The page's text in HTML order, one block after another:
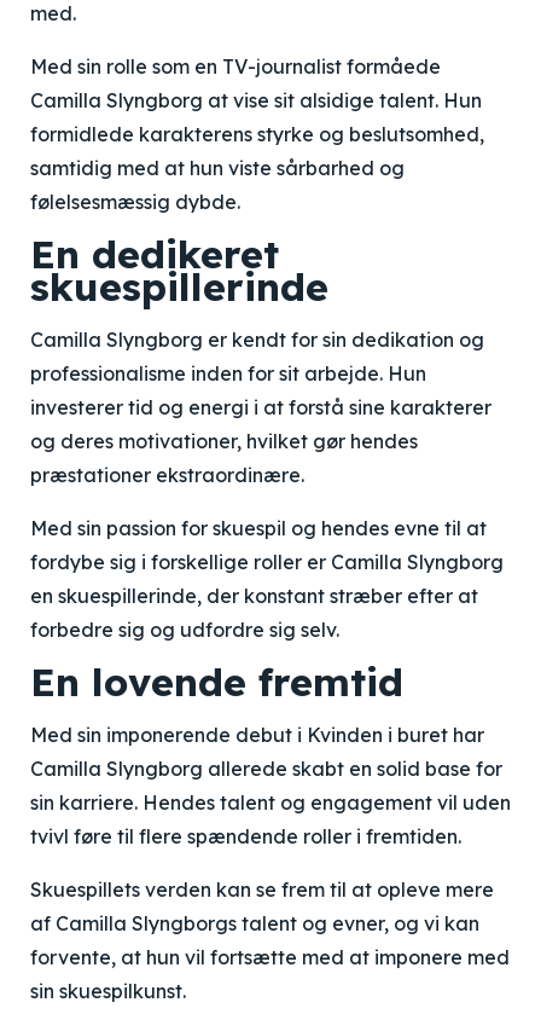
med.
Med sin rolle som en TV-journalist formåede
Camilla Slyngborg at vise sit alsidige talent. Hun
formidlede karakterens styrke og beslutsomhed,
samtidig med at hun viste sårbarhed og
følelsesmæssig dybde.
En dedikeret
skuespillerinde
Camilla Slyngborg er kendt for sin dedikation og
professionalisme inden for sit arbejde. Hun
investerer tid og energi i at forstå sine karakterer
og deres motivationer, hvilket gør hendes
præstationer ekstraordinære.
Med sin passion for skuespil og hendes evne til at
fordybe sig i forskellige roller er Camilla Slyngborg
en skuespillerinde, der konstant stræber efter at
forbedre sig og udfordre sig selv.
En lovende fremtid
Med sin imponerende debut i Kvinden i buret har
Camilla Slyngborg allerede skabt en solid base for
sin karriere. Hendes talent og engagement vil uden
tvivl føre til flere spændende roller i fremtiden.
Skuespillets verden kan se frem til at opleve mere
af Camilla Slyngborgs talent og evner, og vi kan
forvente, at hun vil fortsætte med at imponere med
sin skuespilkunst.